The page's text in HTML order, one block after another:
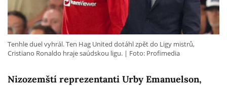
Nizozemští reprezentanti Urby Emanuelson,
Tenhle duel vyhrál. Ten Hag United dotáhl zpět do Ligy mistrů,
Cristiano Ronaldo hraje saúdskou ligu.
Foto: Profimedia